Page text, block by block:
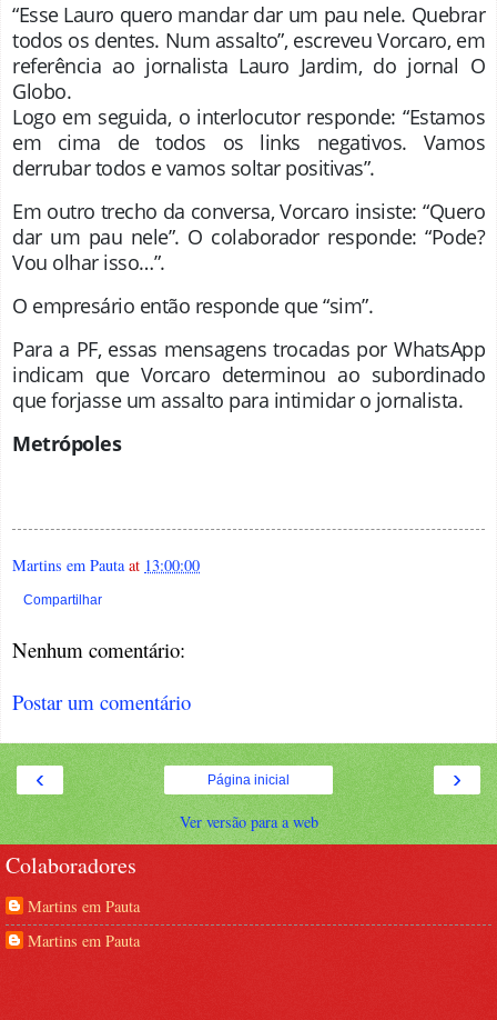
“Esse Lauro quero mandar dar um pau nele. Quebrar
todos os dentes. Num assalto”, escreveu Vorcaro, em
referência ao jornalista Lauro Jardim, do jornal O
Globo.
Logo em seguida, o interlocutor responde: “Estamos
em cima de todos os links negativos. Vamos
derrubar todos e vamos soltar positivas”.
Em outro trecho da conversa, Vorcaro insiste: “Quero
dar um pau nele”. O colaborador responde: “Pode?
Vou olhar isso…”.
O empresário então responde que “sim”.
Para a PF, essas mensagens trocadas por WhatsApp
indicam que Vorcaro determinou ao subordinado
que forjasse um assalto para intimidar o jornalista.
Metrópoles
Martins em Pauta at 13:00:00
Compartilhar
Nenhum comentário:
Postar um comentário
‹ ›
Página inicial
Ver versão para a web
Colaboradores
Martins em Pauta
Martins em Pauta